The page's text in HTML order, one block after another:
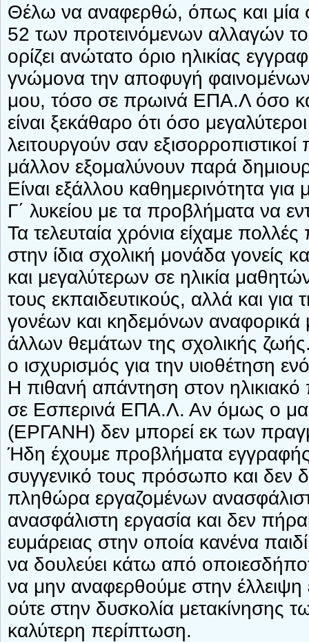
Θέλω να αναφερθώ, όπως και μία
52 των προτεινόμενων αλλαγών
ορίζει ανώτατο όριο ηλικίας
γνώμονα την αποφυγή
μου, τόσο σε πρωινά ΕΠΑ.Λ όσο
είναι ξεκάθαρο ότι όσο
λειτουργούν σαν
μάλλον εξομαλύνουν παρά
Είναι εξάλλου καθημερινότητα για
Γ΄ λυκείου με τα προβλήματα να
Τα τελευταία χρόνια είχαμε
στην ίδια σχολική μονάδα
και μεγαλύτερων σε ηλικία
τους εκπαιδευτικούς, αλλά και
γονέων και κηδεμόνων
άλλων θεμάτων της σχολικής
ο ισχυρισμός για την υιοθέτηση
Η πιθανή απάντηση στον
σε Εσπερινά ΕΠΑ.Λ. Αν όμως ο
(ΕΡΓΑΝΗ) δεν μπορεί εκ των
Ήδη έχουμε προβλήματα
συγγενικό τους πρόσωπο και δεν
πληθώρα εργαζομένων
ανασφάλιστη εργασία και δεν
ευμάρειας στην οποία κανένα
να δουλεύει κάτω από
να μην αναφερθούμε στην
ούτε στην δυσκολία μετακίνησης
καλύτερη περίπτωση.